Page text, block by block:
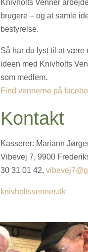
Knivholts Venner
brugere – og at samle
bestyrelse.
Så har du lyst til at være
ideen med Knivholts
som medlem.
Find vennerne på
Kontakt
Kasserer: Mariann
Vibevej 7, 9900
30 31 01 42,
knivholtsvenner.dk